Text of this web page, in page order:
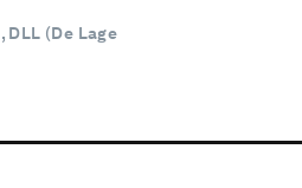
DLL (De Lage